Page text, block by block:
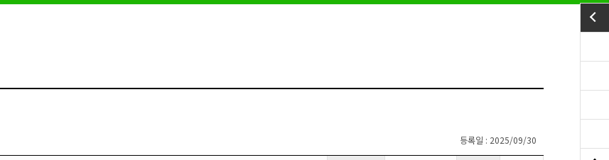
9
연수용테이블
등록일 : 2025/09/30